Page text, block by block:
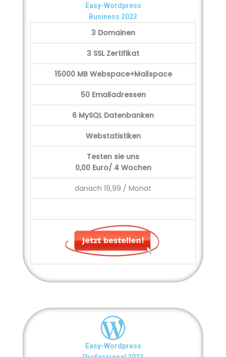
Easy-Wordpress
Business 2023
3 Domainen
3 SSL Zertifikat
15000 MB Webspace+Mailspace
50 Emailadressen
6 MySQL Datenbanken
Webstatistiken
Testen sie uns
0,00Euro/ 4 Wochen
danach 19,99 / Monat
Easy-Wordpress